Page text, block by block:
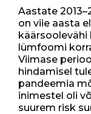
Aastate
on viie aasta
käärsoolevähi
lümfoomi
Viimase
hindamisel
pandeemia
inimestel oli
suurem risk